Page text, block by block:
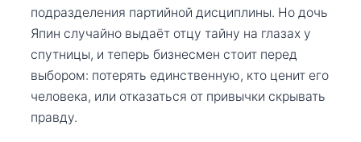
подразделения партийной дисциплины. Но дочь
Япин случайно выдаёт отцу тайну на глазах у
спутницы, и теперь бизнесмен стоит перед
выбором: потерять единственную, кто ценит его
человека, или отказаться от привычки скрывать
правду.